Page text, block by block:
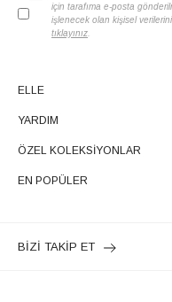
için tarafıma e-posta
işlenecek olan kişisel
tıklayınız
ELLE
YARDIM
ÖZEL KOLEKSİYONLAR
EN POPÜLER
BİZİ TAKİP ET